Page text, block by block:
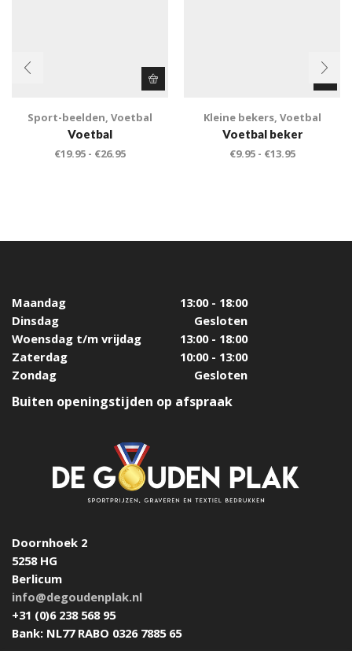
Sport-beelden, Voetbal
Voetbal
€19.95 - €26.95
Kleine bekers, Voetbal
Voetbal beker
€9.95 - €13.95
Maandag
13:00 - 18:00
Dinsdag
Gesloten
Woensdag t/m vrijdag
13:00 - 18:00
Zaterdag
10:00 - 13:00
Zondag
Gesloten
Buiten openingstijden op afspraak
Doornhoek 2
5258 HG
Berlicum
info@degoudenplak.nl
+31 (0)6 238 568 95
Bank: NL77 RABO 0326 7885 65